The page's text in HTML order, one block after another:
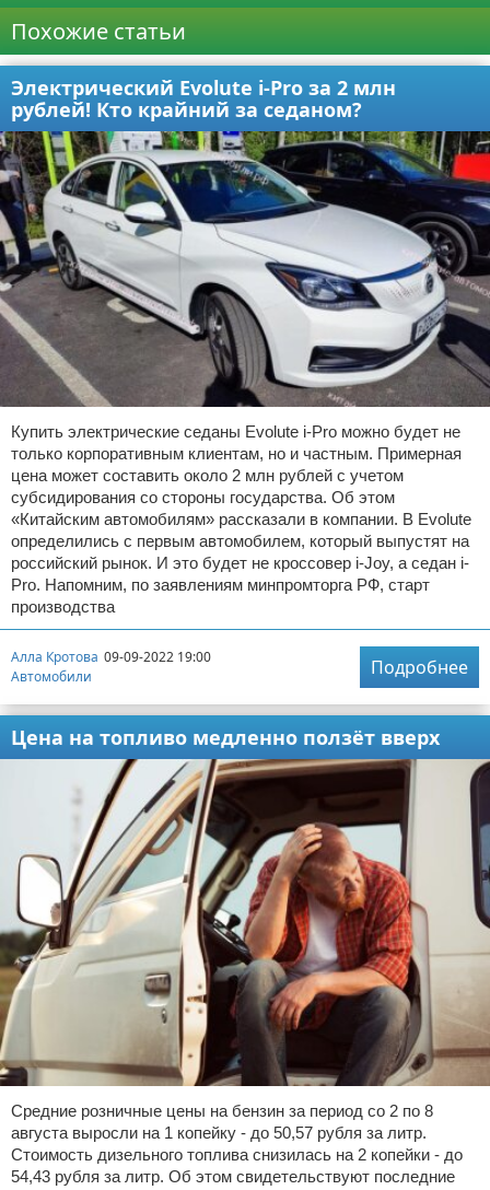
Похожие статьи
Электрический Evolute i-Pro за 2 млн
рублей! Кто крайний за седаном?
Купить электрические седаны Evolute i-Pro можно будет не
только корпоративным клиентам, но и частным. Примерная
цена может составить около 2 млн рублей с учетом
субсидирования со стороны государства. Об этом
«Китайским автомобилям» рассказали в компании. В Evolute
определились с первым автомобилем, который выпустят на
российский рынок. И это будет не кроссовер i-Joy, а седан i-
Pro. Напомним, по заявлениям минпромторга РФ, старт
производства
Алла Кротова 09-09-2022 19:00
Автомобили
Подробнее
Цена на топливо медленно ползёт вверх
Средние розничные цены на бензин за период со 2 по 8
августа выросли на 1 копейку - до 50,57 рубля за литр.
Стоимость дизельного топлива снизилась на 2 копейки - до
54,43 рубля за литр. Об этом свидетельствуют последние